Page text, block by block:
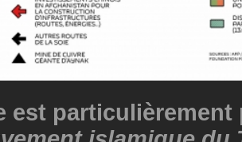
est particulièrement